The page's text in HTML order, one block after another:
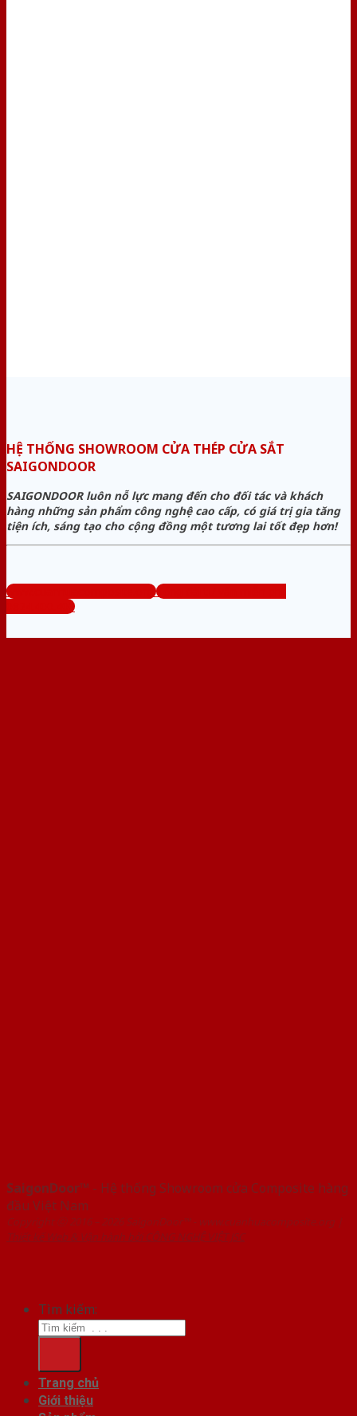
HỆ THỐNG SHOWROOM CỬA THÉP CỬA SẮT
SAIGONDOOR
SAIGONDOOR luôn nỗ lực mang đến cho đối tác và khách
hàng những sản phẩm công nghệ cao cấp, có giá trị gia tăng
tiện ích, sáng tạo cho cộng đồng một tương lai tốt đẹp hơn!
www.cuanhuacomposite.org
Tổng đài tư vấn miễn phí:
0824.400.400
SaigonDoor™ - Hệ thống Showroom cửa Composite hàng
đầu Việt Nam
Copyright ⓒ 2016 – 2026 SaigonDoor™ - www.cuanhuacomposite.org |
Thiết kế Web & Vận hành bởi CÔNG NGHỆ VIỆT JSC
Tìm kiếm:
Trang chủ
Giới thiệu